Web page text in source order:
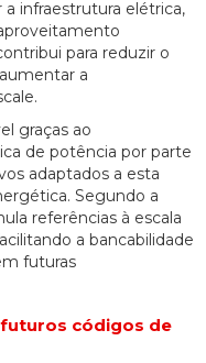
infraestrutura elétrica,
para reduzir o
a
graças ao
de potência por parte
adaptados a esta
Segundo a
referências à escala
a bancabilidade
futuras
códigos de